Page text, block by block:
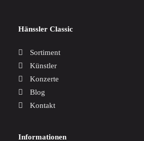
Hänssler Classic
Sortiment
Künstler
Konzerte
Blog
Kontakt
Informationen